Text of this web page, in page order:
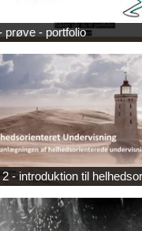
prøve - portfolio
- introduktion til